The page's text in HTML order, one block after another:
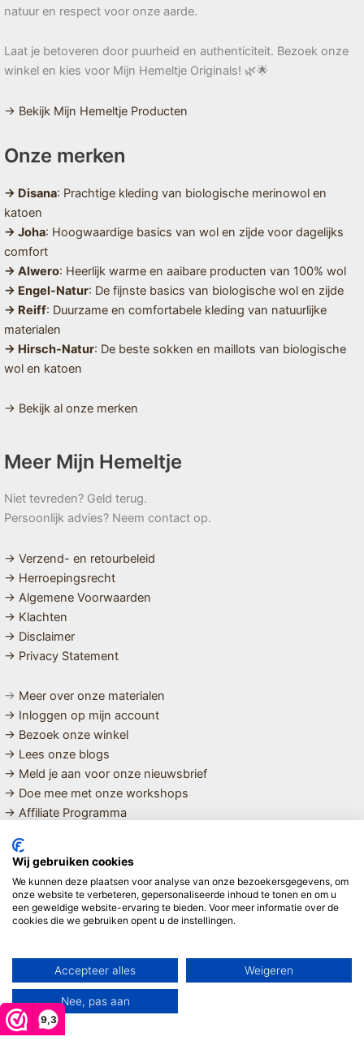
9,3
natuur en respect voor onze aarde.
Laat je betoveren door puurheid en authenticiteit. Bezoek onze
winkel en kies voor Mijn Hemeltje Originals! 🌿🌟
→ Bekijk Mijn Hemeltje Producten
Onze merken
→ Disana: Prachtige kleding van biologische merinowol en
katoen
→ Joha: Hoogwaardige basics van wol en zijde voor dagelijks
comfort
→ Alwero: Heerlijk warme en aaibare producten van 100% wol
→ Engel-Natur: De fijnste basics van biologische wol en zijde
→ Reiff: Duurzame en comfortabele kleding van natuurlijke
materialen
→ Hirsch-Natur: De beste sokken en maillots van biologische
wol en katoen
→ Bekijk al onze merken
Meer Mijn Hemeltje
Niet tevreden? Geld terug.
Persoonlijk advies? Neem contact op.
→ Verzend- en retourbeleid
→ Herroepingsrecht
→ Algemene Voorwaarden
→ Klachten
→ Disclaimer
→ Privacy Statement
→ Meer over onze materialen
→ Inloggen op mijn account
→ Bezoek onze winkel
→ Lees onze blogs
→ Meld je aan voor onze nieuwsbrief
→ Doe mee met onze workshops
→ Affiliate Programma
MET LIEFDE SAMENGESTELDE
BIOLOGISCHE EN DUURZAME PRODUCTEN VOOR HET HELE
GEZIN
Wij gebruiken cookies
We kunnen deze plaatsen voor analyse van onze bezoekersgegevens, om
onze website te verbeteren, gepersonaliseerde inhoud te tonen en om u
een geweldige website-ervaring te bieden. Voor meer informatie over de
cookies die we gebruiken opent u de instellingen.
Accepteer alles Weigeren
Nee, pas aan